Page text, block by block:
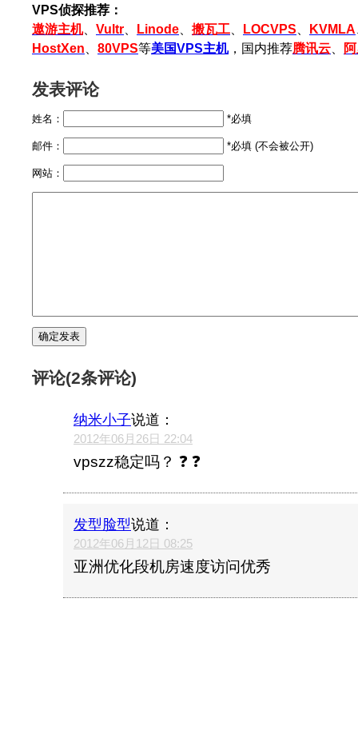
VPS侦探推荐：
遨游主机、 Vultr Linode 搬瓦工 LOCVPS KVMLA
HostXen
80VPS等美国VPS主机，国内推荐腾讯云
发表评论
姓名： *必填
邮件： *必填 (不会被公开)
网站：
评论(2条评论)
纳米小子说道：
2012年06月26日 22:04
vpszz稳定吗？ ❓ ❓
发型脸型说道：
2012年06月12日 08:25
亚洲优化段机房速度访问优秀